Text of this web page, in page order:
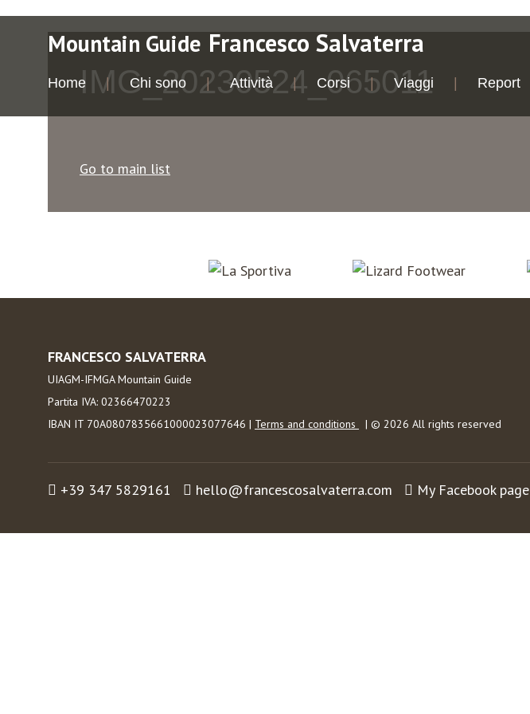
Mountain Guide Francesco Salvaterra
Home Chi sono Attività Corsi Viaggi Report
IMG_20230524_065011
Go to main list
FRANCESCO SALVATERRA
UIAGM-IFMGA Mountain Guide
Partita IVA: 02366470223
IBAN IT 70A0807835661000023077646 | Terms and conditions | © 2026 All rights reserved
+39 347 5829161 hello@francescosalvaterra.com My Facebook page